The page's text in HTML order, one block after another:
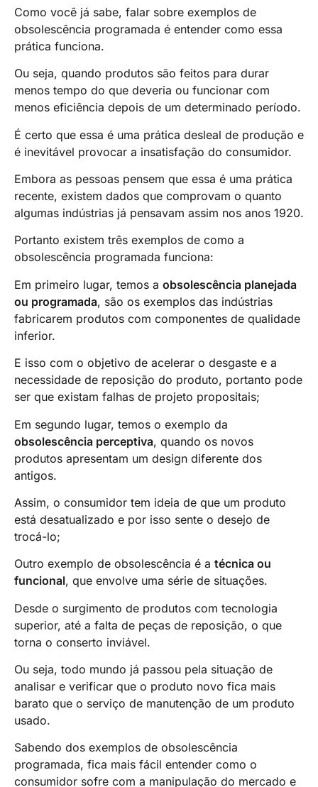
Como você já sabe, falar sobre exemplos de
obsolescência programada é entender como essa
prática funciona.
Ou seja, quando produtos são feitos para durar
menos tempo do que deveria ou funcionar com
menos eficiência depois de um determinado período.
É certo que essa é uma prática desleal de produção e
é inevitável provocar a insatisfação do consumidor.
Embora as pessoas pensem que essa é uma prática
recente, existem dados que comprovam o quanto
algumas indústrias já pensavam assim nos anos 1920.
Portanto existem três exemplos de como a
obsolescência programada funciona:
Em primeiro lugar, temos a obsolescência planejada
ou programada, são os exemplos das indústrias
fabricarem produtos com componentes de qualidade
inferior.
E isso com o objetivo de acelerar o desgaste e a
necessidade de reposição do produto, portanto pode
ser que existam falhas de projeto propositais;
Em segundo lugar, temos o exemplo da
obsolescência perceptiva, quando os novos
produtos apresentam um design diferente dos
antigos.
Assim, o consumidor tem ideia de que um produto
está desatualizado e por isso sente o desejo de
trocá-lo;
Outro exemplo de obsolescência é a técnica ou
funcional, que envolve uma série de situações.
Desde o surgimento de produtos com tecnologia
superior, até a falta de peças de reposição, o que
torna o conserto inviável.
Ou seja, todo mundo já passou pela situação de
analisar e verificar que o produto novo fica mais
barato que o serviço de manutenção de um produto
usado.
Sabendo dos exemplos de obsolescência
programada, fica mais fácil entender como o
consumidor sofre com a manipulação do mercado e